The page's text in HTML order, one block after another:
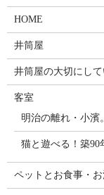
HOME
井筒屋
井筒屋の大切にし
客室
明治の離れ・小濱
猫と遊べる！築90
ペットとお食事・お